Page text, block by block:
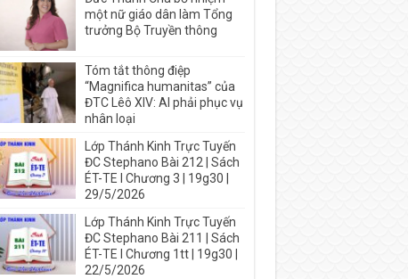
một nữ giáo dân làm Tổng
trưởng Bộ Truyền thông
Tóm tắt thông điệp
“Magnifica humanitas” của
ĐTC Lêô XIV: AI phải phục vụ
nhân loại
Lớp Thánh Kinh Trực Tuyến
ĐC Stephano Bài 212 | Sách
ÉT-TE I Chương 3 | 19g30 |
29/5/2026
Lớp Thánh Kinh Trực Tuyến
ĐC Stephano Bài 211 | Sách
ÉT-TE I Chương 1tt | 19g30 |
22/5/2026